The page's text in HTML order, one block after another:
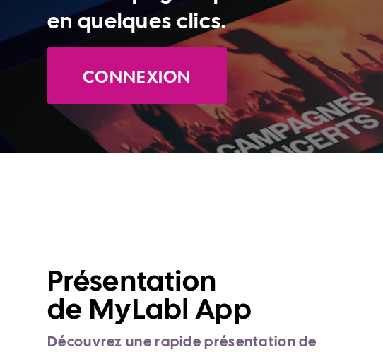
en quelques clics.
CONNEXION
Présentation
de MyLabl App
Découvrez une rapide présentation de